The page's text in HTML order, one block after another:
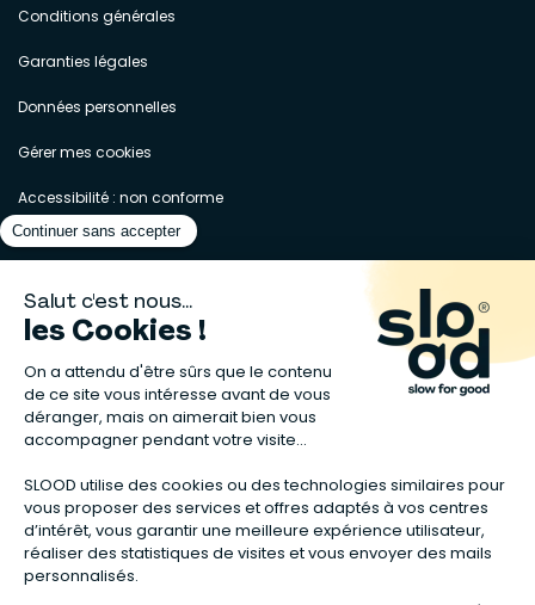
Conditions générales
Garanties légales
Données personnelles
Gérer mes cookies
Accessibilité : non conforme
Matelas naturels⋅Graines bio⋅ Lits bébés en bois⋅Déodorant bio⋅Sapin
en bois⋅Complement alimentaire naturel